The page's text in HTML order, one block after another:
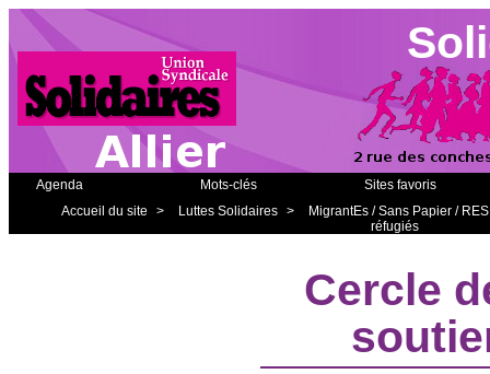
Agenda Mots-clés
Sites favoris
Accueil du site
> Luttes Solidaires >
MigrantEs / Sans Papier /
réfugiés
Cercle